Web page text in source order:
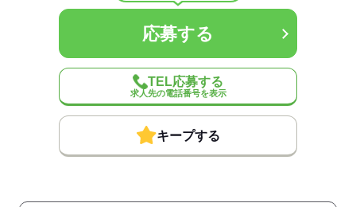
しずか
有料老人ホーム/デイサービス施設/グループホーム/特別養護老人ホ
ーム/病院など
10人
（男5：女5）
平均年齢
医療・介護・福祉関連
応募する
TEL応募する
求人先の電話番号を表示
キープする